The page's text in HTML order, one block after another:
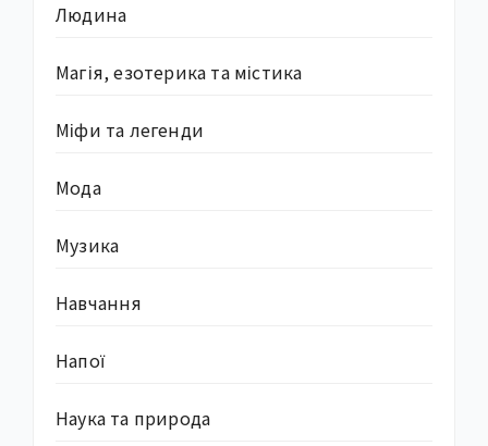
Людина
Магія, езотерика та містика
Міфи та легенди
Мода
Музика
Навчання
Напої
Наука та природа